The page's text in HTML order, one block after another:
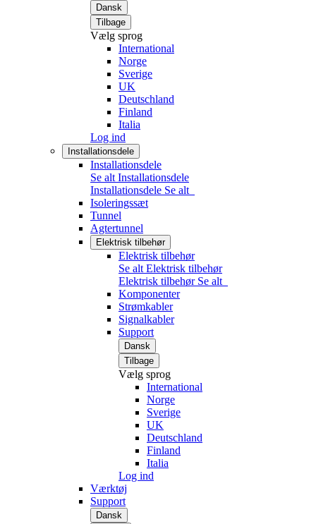
Dansk
Tilbage
Vælg sprog
International
Norge
Sverige
UK
Deutschland
Finland
Italia
Log ind
Installationsdele
Installationsdele
Se alt Installationsdele
Installationsdele Se alt
Isoleringssæt
Tunnel
Agtertunnel
Elektrisk tilbehør
Elektrisk tilbehør
Se alt Elektrisk tilbehør
Elektrisk tilbehør Se alt
Komponenter
Strømkabler
Signalkabler
Support
Dansk
Tilbage
Vælg sprog
International
Norge
Sverige
UK
Deutschland
Finland
Italia
Log ind
Værktøj
Support
Dansk